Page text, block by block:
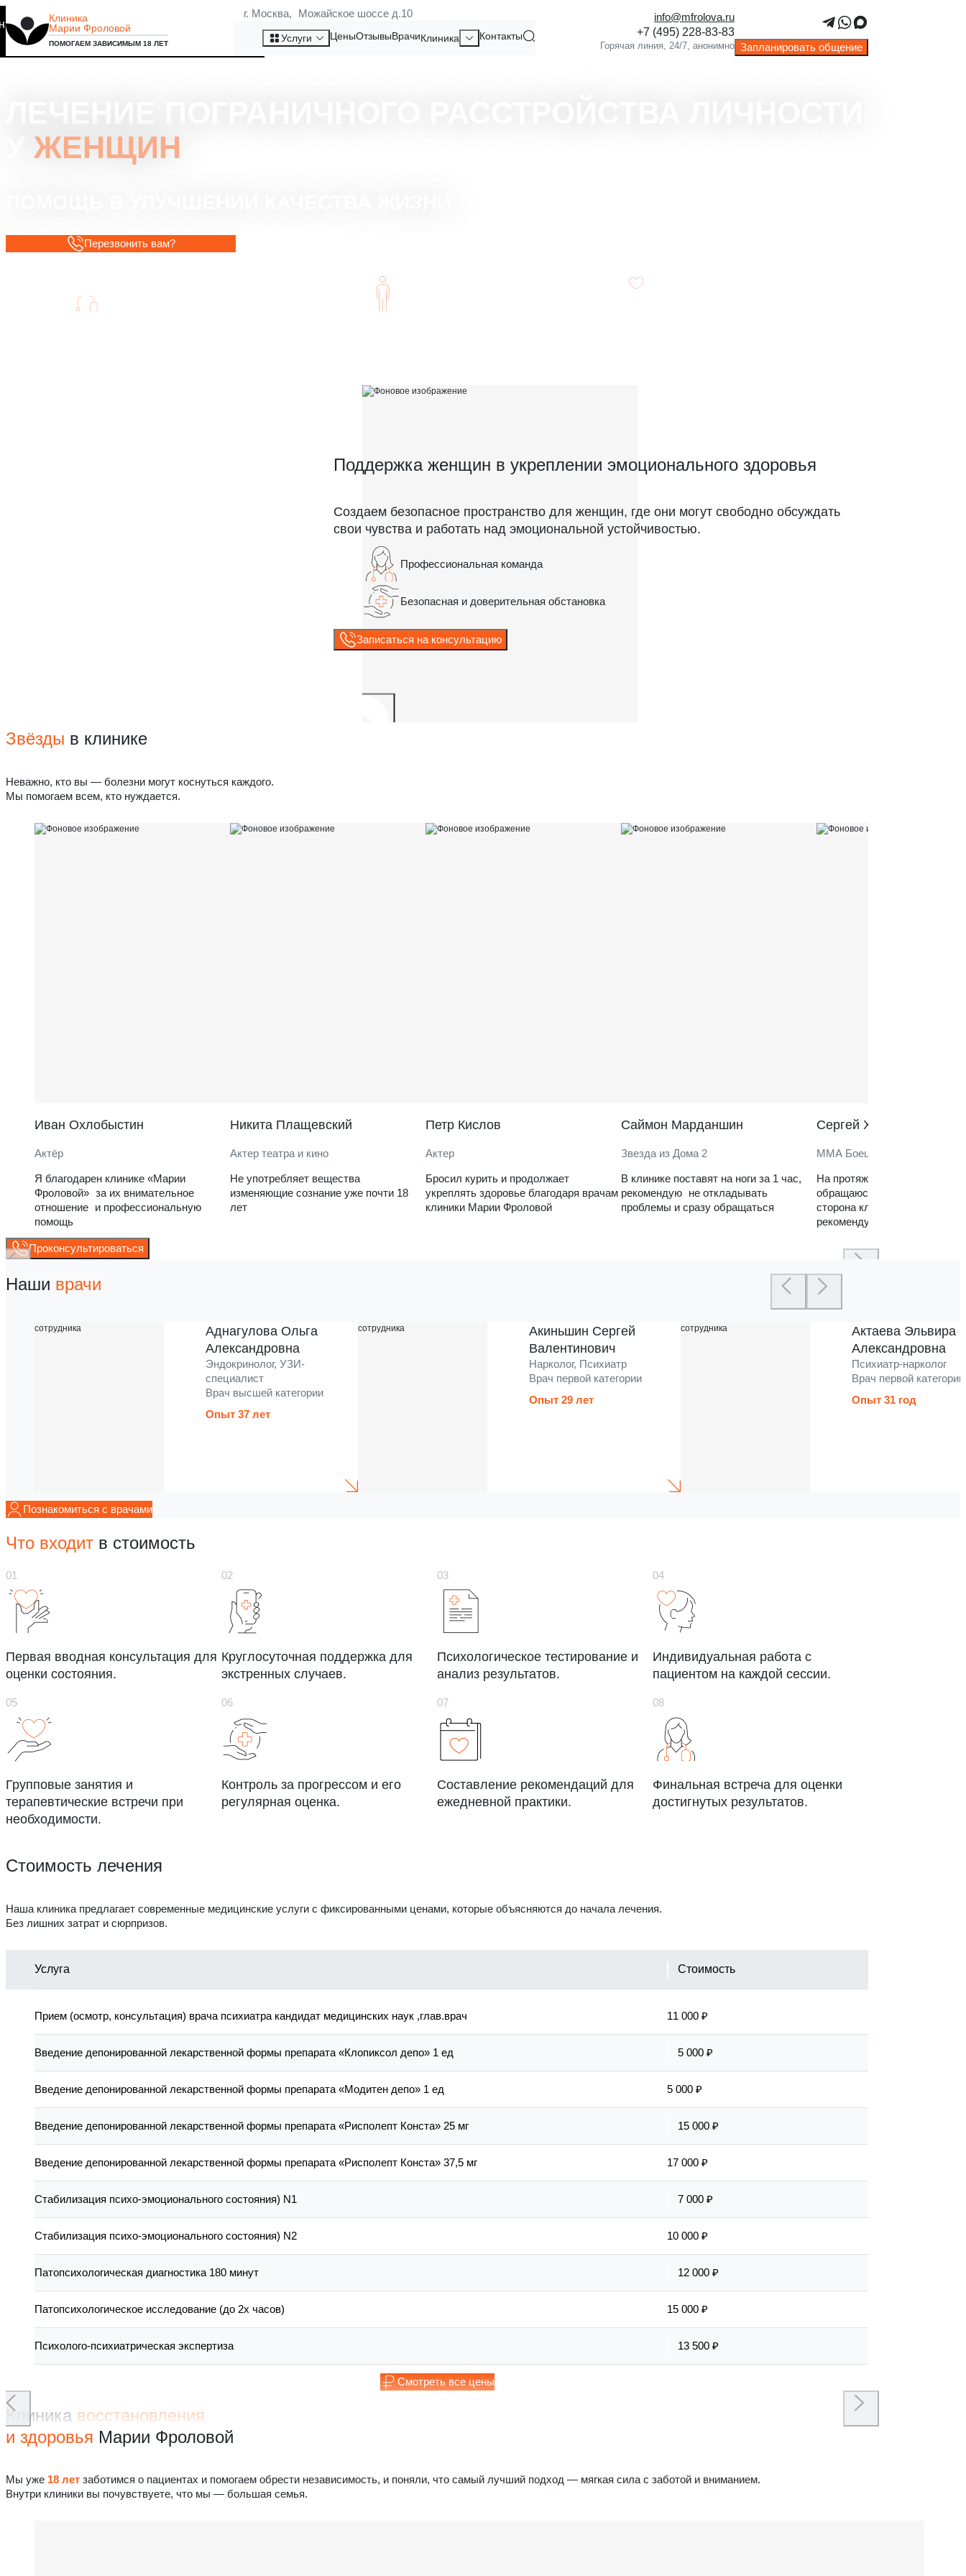
Клиника
Марии Фроловой
ПОМОГАЕМ ЗАВИСИМЫМ 18 ЛЕТ
г. Москва, Можайское шоссе д.10
Услуги ЦеныОтзывыВрачиКлиника Контакты
info@mfrolova.ru
Запланировать общение
ЖЕНЩИН
Перезвонить вам?
Поддержка женщин в укреплении эмоционального здоровья
Создаем безопасное пространство для женщин, где они могут свободно обсуждать
свои чувства и работать над эмоциональной устойчивостью.
Профессиональная команда
Безопасная и доверительная обстановка
Записаться на консультацию
Звёзды в клинике
Неважно, кто вы — болезни могут коснуться каждого.
Мы помогаем всем, кто нуждается.
Иван Охлобыстин
Актёр
Я благодарен клинике «Марии
Фроловой» за их внимательное
отношение и профессиональную
помощь
Никита Плащевский
Актер театра и кино
Не употребляет вещества
изменяющие сознание уже почти 18
лет
Петр Кислов
Актер
Бросил курить и продолжает
укреплять здоровье благодаря врачам
клиники Марии Фроловой
Саймон Марданшин
Звезда из Дома 2
В клинике поставят на ноги за 1 час,
рекомендую не откладывать
проблемы и сразу обращаться
Сергей Харитонов
ММА Боец
На протяжении нескольких
обращаюсь в клинику.
сторона клиники —
рекомендую
Проконсультироваться
Наши врачи
Аднагулова Ольга
Александровна
Эндокринолог, УЗИ-
специалист
Врач высшей категории
Опыт 37 лет
Акиньшин Сергей
Валентинович
Нарколог, Психиатр
Врач первой категории
Опыт 29 лет
Актаева Эльвира
Александровна
Психиатр-нарколог
Врач первой категории
Опыт 31 год
Познакомиться с врачами
Что входит в стоимость
Первая вводная консультация для
оценки состояния.
Круглосуточная поддержка для
экстренных случаев.
Психологическое тестирование и
анализ результатов.
Индивидуальная работа с
пациентом на каждой сессии.
Групповые занятия и
терапевтические встречи при
необходимости.
Контроль за прогрессом и его
регулярная оценка.
Составление рекомендаций для
ежедневной практики.
Финальная встреча для оценки
достигнутых результатов.
Стоимость лечения
Наша клиника предлагает современные медицинские услуги с фиксированными ценами, которые объясняются до начала лечения.
Без лишних затрат и сюрпризов.
Услуга Стоимость
Прием (осмотр, консультация) врача психиатра кандидат медицинских наук ,глав.врач 11 000 ₽
Введение депонированной лекарственной формы препарата «Клопиксол депо» 1 ед 5 000 ₽
Введение депонированной лекарственной формы препарата «Модитен депо» 1 ед 5 000 ₽
Введение депонированной лекарственной формы препарата «Рисполепт Конста» 25 мг 15 000 ₽
Введение депонированной лекарственной формы препарата «Рисполепт Конста» 37,5 мг 17 000 ₽
Стабилизация психо-эмоционального состояния) N1 7 000 ₽
Стабилизация психо-эмоционального состояния) N2 10 000 ₽
Патопсихологическая диагностика 180 минут 12 000 ₽
Патопсихологическое исследование (до 2х часов) 15 000 ₽
Психолого-психиатрическая экспертиза 13 500 ₽
Смотреть все цены
Клиника восстановления
и здоровья Марии Фроловой
Мы уже 18 лет заботимся о пациентах и помогаем обрести независимость, и поняли, что самый лучший подход — мягкая сила с заботой и вниманием.
Внутри клиники вы почувствуете, что мы — большая семья.
то, что мы используем